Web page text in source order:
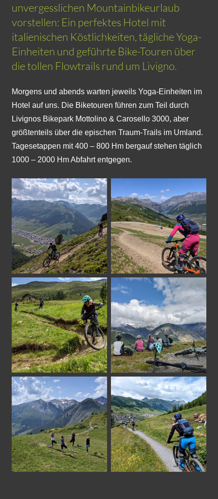
unvergesslichen Mountainbikeurlaub
vorstellen: Ein perfektes Hotel mit
italienischen Köstlichkeiten, tägliche Yoga-
Einheiten und geführte Bike-Touren über
die tollen Flowtrails rund um Livigno.
Morgens und abends warten jeweils Yoga-Einheiten im
Hotel auf uns. Die Biketouren führen zum Teil durch
Livignos Bikepark Mottolino & Carosello 3000, aber
größtenteils über die epischen Traum-Trails im Umland.
Tagesetappen mit 400 – 800 Hm bergauf stehen täglich
1000 – 2000 Hm Abfahrt entgegen.